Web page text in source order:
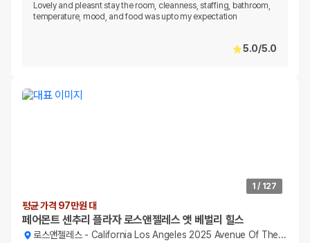
Lovely and pleasnt stay the room, cleanness, staffing, bathroom,
temperature, mood, and food was upto my expectation
5.0/5.0
1 / 127
평균 가격 97만원 대
페어몬트 센추리 플라자 로스앤젤레스 앳 베벌리 힐스
로스앤젤레스- California Los Angeles 2025 Avenue Of The Stars